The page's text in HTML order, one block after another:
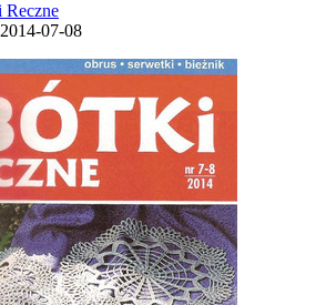
07-08